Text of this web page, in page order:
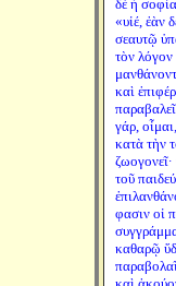
δὲ ἡ
«υἱέ, ἐὰν
σεαυτῷ
τὸν λόγον
καὶ
γάρ,
κατὰ τὴν
τοῦ
φασιν οἱ
καθαρῷ